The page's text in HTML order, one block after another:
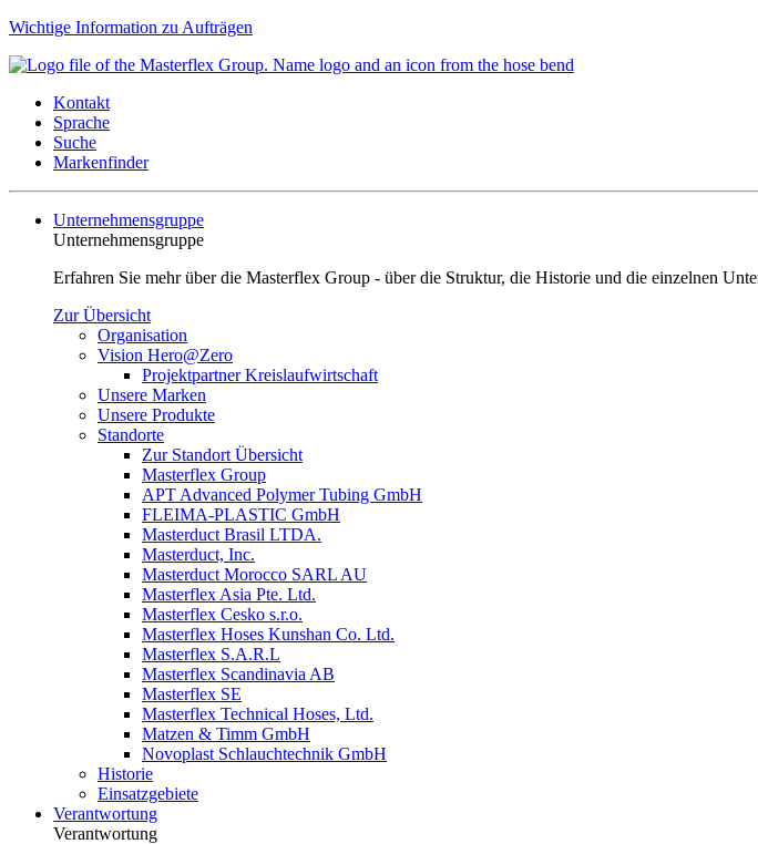
Wichtige Information zu Aufträgen
Kontakt
Sprache
Suche
Markenfinder
Unternehmensgruppe
Unternehmensgruppe
Erfahren Sie mehr über die Masterflex Group - über die Struktur, die Historie und die einzelnen
Zur Übersicht
Organisation
Vision Hero@Zero
Projektpartner Kreislaufwirtschaft
Unsere Marken
Unsere Produkte
Standorte
Zur Standort Übersicht
Masterflex Group
APT Advanced Polymer Tubing GmbH
FLEIMA-PLASTIC GmbH
Masterduct Brasil LTDA.
Masterduct, Inc.
Masterduct Morocco SARL AU
Masterflex Asia Pte. Ltd.
Masterflex Cesko s.r.o.
Masterflex Hoses Kunshan Co. Ltd.
Masterflex S.A.R.L
Masterflex Scandinavia AB
Masterflex SE
Masterflex Technical Hoses, Ltd.
Matzen & Timm GmbH
Novoplast Schlauchtechnik GmbH
Historie
Einsatzgebiete
Verantwortung
Verantwortung